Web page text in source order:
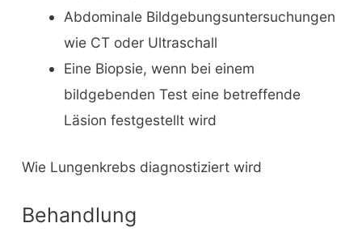
Abdominale Bildgebungsuntersuchungen
wie CT oder Ultraschall
Eine Biopsie, wenn bei einem
bildgebenden Test eine betreffende
Läsion festgestellt wird
Wie Lungenkrebs diagnostiziert wird
Behandlung